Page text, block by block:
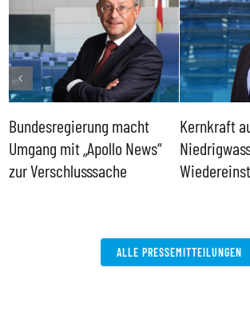
Bundesregierung macht
Umgang mit „Apollo News“
zur Verschlusssache
Kernkraft
ALLE PRESSEMITTEILUNGEN